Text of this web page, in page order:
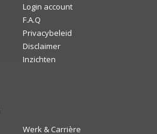
Login account
F.A.Q
Privacybeleid
Disclaimer
Inzichten
Werk & Carrière